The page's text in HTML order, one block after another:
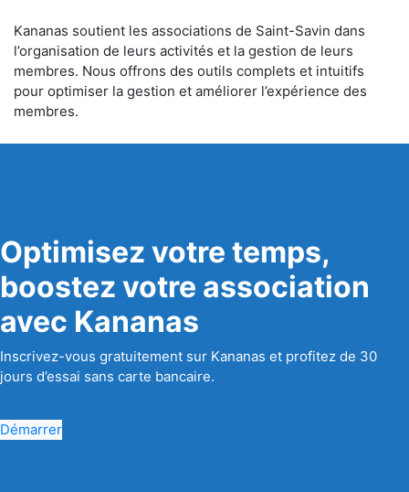
Kananas soutient les associations de Saint-Savin dans
l’organisation de leurs activités et la gestion de leurs
membres. Nous offrons des outils complets et intuitifs
pour optimiser la gestion et améliorer l’expérience des
membres.
Optimisez votre temps,
boostez votre association
avec Kananas
Inscrivez-vous gratuitement sur Kananas et profitez de 30
jours d’essai sans carte bancaire.
Démarrer